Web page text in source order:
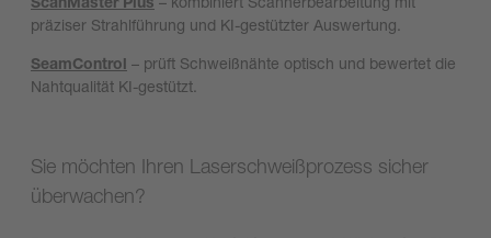
präziser Strahlführung und KI-gestützter Auswertung.
SeamControl – prüft Schweißnähte optisch und bewertet die
Nahtqualität KI-gestützt.
Sie möchten Ihren Laserschweißprozess sicher
überwachen?